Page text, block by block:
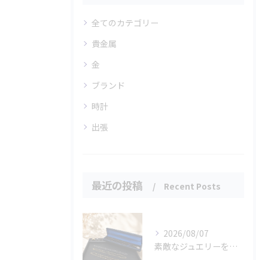
全てのカテゴリー
貴金属
金
ブランド
時計
出張
最近の投稿 Recent Posts
2026/08/07
素敵なジュエリーをたくさんお買取りさせていただきました✨